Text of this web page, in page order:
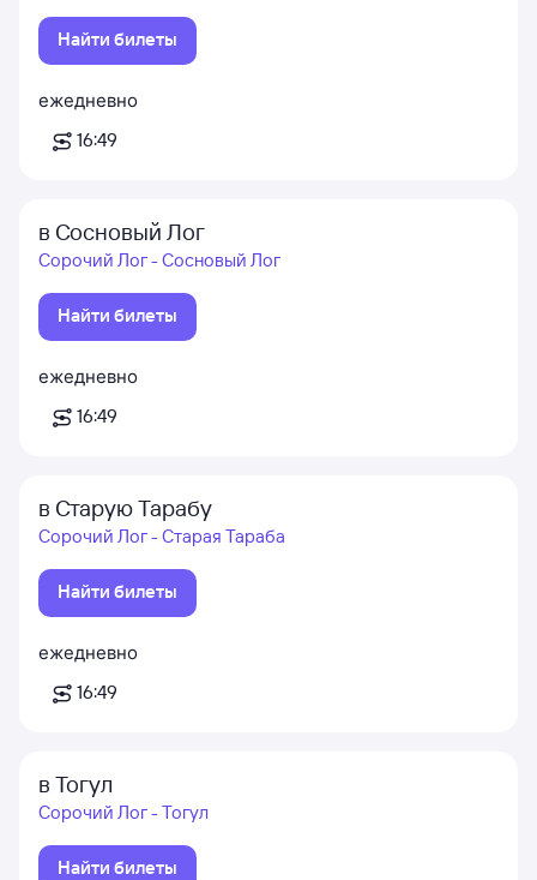
Найти билеты
ежедневно
16:49
в Сосновый Лог
Сорочий Лог - Сосновый Лог
Найти билеты
ежедневно
16:49
в Старую Тарабу
Сорочий Лог - Старая Тараба
Найти билеты
ежедневно
16:49
в Тогул
Сорочий Лог - Тогул
Найти билеты